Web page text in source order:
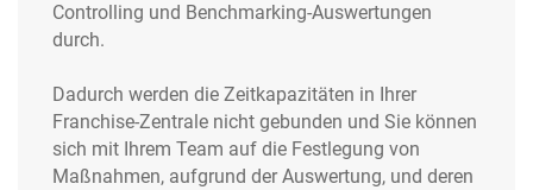
Controlling und Benchmarking-Auswertungen
durch.
Dadurch werden die Zeitkapazitäten in Ihrer
Franchise-Zentrale nicht gebunden und Sie können
sich mit Ihrem Team auf die Festlegung von
Maßnahmen, aufgrund der Auswertung, und deren